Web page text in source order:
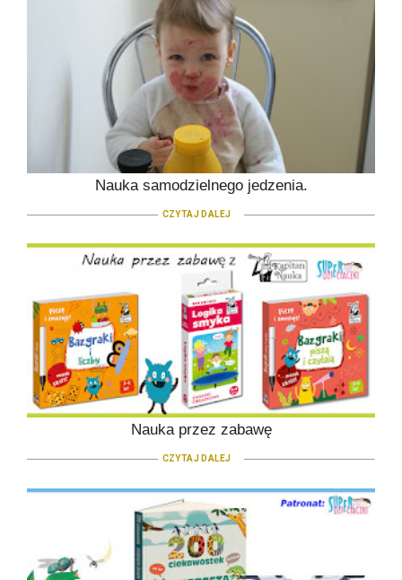
Nauka samodzielnego jedzenia.
CZYTAJ DALEJ
Nauka przez zabawę
CZYTAJ DALEJ